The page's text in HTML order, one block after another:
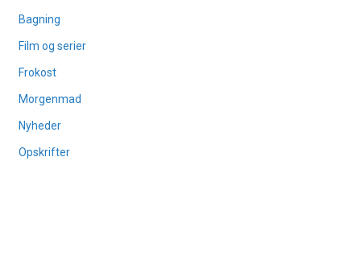
Bagning
Film og serier
Frokost
Morgenmad
Nyheder
Opskrifter